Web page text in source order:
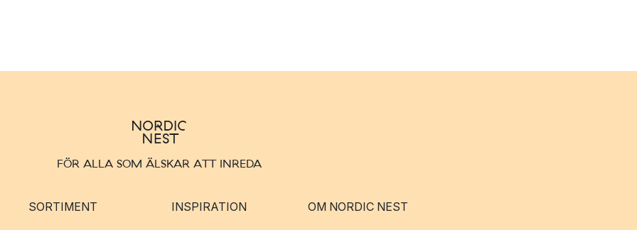
FÖR ALLA SOM ÄLSKAR ATT INREDA
SORTIMENT INSPIRATION OM NORDIC NEST